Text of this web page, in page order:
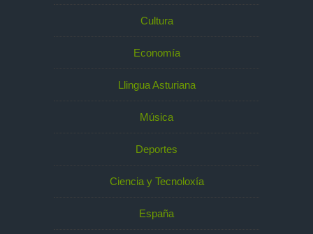
Cultura
Economía
Llingua Asturiana
Música
Deportes
Ciencia y Tecnoloxía
España